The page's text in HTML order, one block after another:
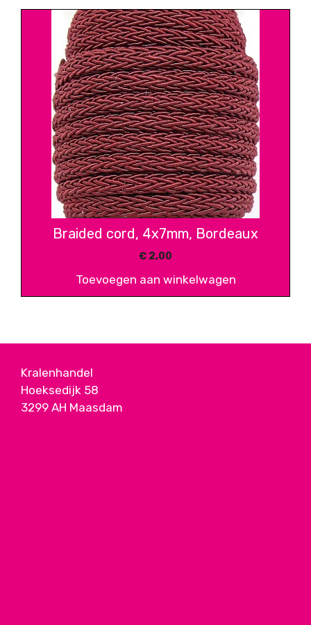
Braided cord, 4x7mm, Bordeaux
€ 2,00
Toevoegen aan winkelwagen
Kralenhandel
Hoeksedijk 58
3299 AH Maasdam